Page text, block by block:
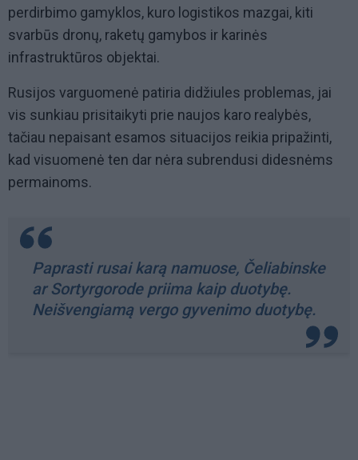
perdirbimo gamyklos, kuro logistikos mazgai, kiti
svarbūs dronų, raketų gamybos ir karinės
infrastruktūros objektai.
Rusijos varguomenė patiria didžiules problemas, jai
vis sunkiau prisitaikyti prie naujos karo realybės,
tačiau nepaisant esamos situacijos reikia pripažinti,
kad visuomenė ten dar nėra subrendusi didesnėms
permainoms.
Paprasti rusai karą namuose, Čeliabinske
ar Sortyrgorode priima kaip duotybę.
Neišvengiamą vergo gyvenimo duotybę.